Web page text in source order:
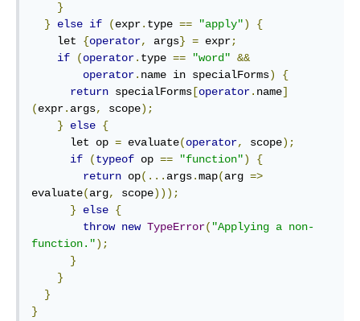
}
}
else if (expr. type == "apply")
{
    let
{operator, args} = expr;
if
(operator. type == "word" &&
operator. name in specialForms)
{
return specialForms [operator. name]
(expr. args, scope);
}
else {
      let op
= evaluate(operator, scope);
if
(typeof op == "function")
{
return op(... args.map(arg =>
evaluate(arg, scope)));
}
else {
throw new TypeError( "Applying a non-
function.");
}
}
}
}